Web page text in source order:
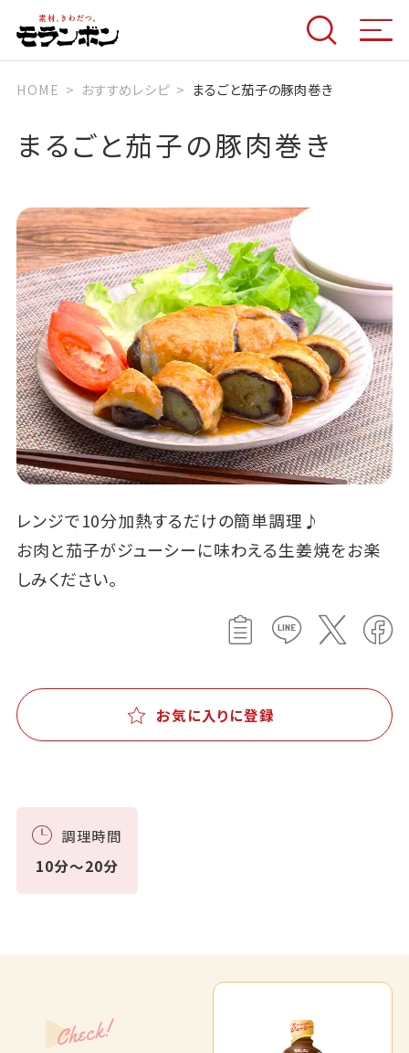
HOME おすすめレシピ まるごと茄子の豚肉巻き
まるごと茄子の豚肉巻き
レンジで10分加熱するだけの簡単調理♪
お肉と茄子がジューシーに味わえる生姜焼をお楽
しみください。
お気に入りに登録
調理時間
10分～20分
Check!